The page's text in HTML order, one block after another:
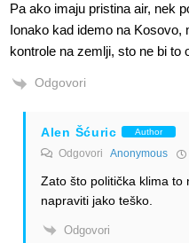
Pa ako imaju pristina air, nek
Ionako kad idemo na
kontrole na zemlji, sto ne bi to
Odgovori
Alen Šćuric Author
Odgovori Anonymous
Zato što politička klima to
napraviti jako teško.
Odgovori